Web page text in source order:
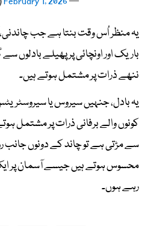
یہ منظر اُس وقت بنتا ہے جب
باریک اور اونچائی پر پھیلے
ننھے ذرات پر مشتمل ہوتے ہیں۔
یہ بادل، جنہیں سیروس یا
کونوں والے برفانی ذرات پر مشتمل
سے مڑتی ہے تو چاند کے دونوں جانب
محسوس ہوتے ہیں جیسے آسمان پر
رہے ہوں۔